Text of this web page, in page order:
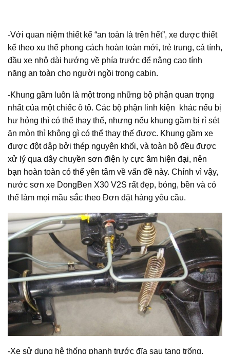
-Với quan niệm thiết kế “an toàn là trên hết”, xe được thiết
kế theo xu thế phong cách hoàn toàn mới, trẻ trung, cá tính,
đầu xe nhô dài hướng về phía trước để nâng cao tính
năng an toàn cho người ngồi trong cabin.
-Khung gầm luôn là một trong những bộ phận quan trọng
nhất của một chiếc ô tô. Các bộ phận linh kiện khác nếu bị
hư hỏng thì có thể thay thế, nhưng nếu khung gầm bị rỉ sét
ăn mòn thì không gì có thể thay thế được. Khung gầm xe
được đột dập bởi thép nguyên khối, và toàn bộ đều được
xử lý qua dây chuyền sơn điện ly cực âm hiện đại, nên
bạn hoàn toàn có thể yên tâm về vấn đề này. Chính vì vậy,
nước sơn xe DongBen X30 V2S rất đẹp, bóng, bền và có
thể làm mọi mầu sắc theo Đơn đặt hàng yêu cầu.
-Xe sử dụng hệ thống phanh trước đĩa sau tang trống.